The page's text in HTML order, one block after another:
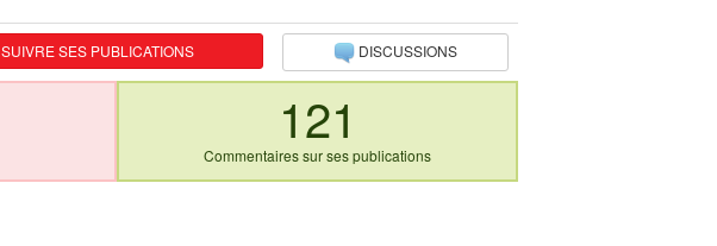
SUIVRE SES PUBLICATIONS DISCUSSIONS
121
Commentaires sur ses publications